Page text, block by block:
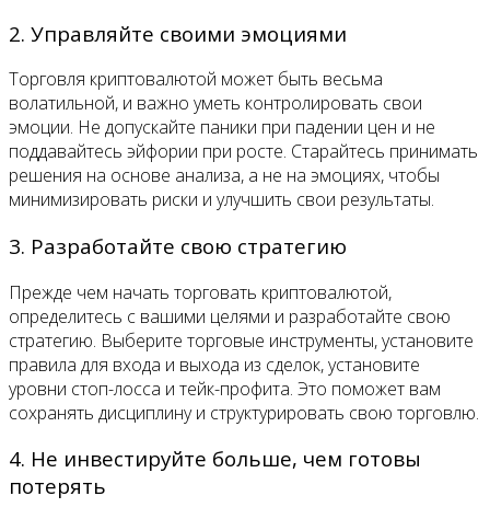
2. Управляйте своими эмоциями
Торговля криптовалютой может быть весьма
волатильной, и важно уметь контролировать свои
эмоции. Не допускайте паники при падении цен и не
поддавайтесь эйфории при росте. Старайтесь принимать
решения на основе анализа, а не на эмоциях, чтобы
минимизировать риски и улучшить свои результаты.
3. Разработайте свою стратегию
Прежде чем начать торговать криптовалютой,
определитесь с вашими целями и разработайте свою
стратегию. Выберите торговые инструменты, установите
правила для входа и выхода из сделок, установите
уровни стоп-лосса и тейк-профита. Это поможет вам
сохранять дисциплину и структурировать свою торговлю.
4. Не инвестируйте больше, чем готовы
потерять